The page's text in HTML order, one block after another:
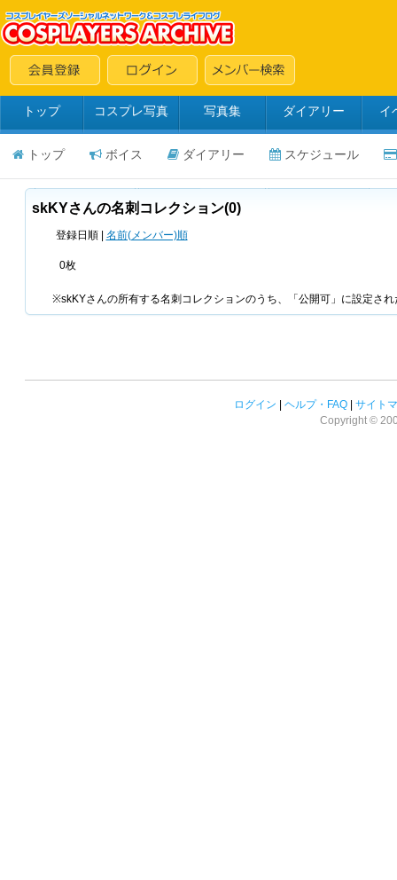
トップ コスプレ写真 写真集 ダイアリー イ
トップ ボイス ダイアリー スケジュール
skKYさんの名刺コレクション(0)
登録日順 | 名前(メンバー)順
0枚
※skKYさんの所有する名刺コレクションのうち、「公開可」に設定さ
ログイン ヘルプ・FAQ
サイト
Copyright ©